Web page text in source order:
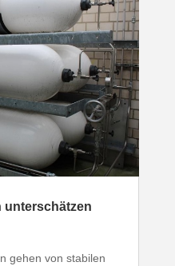
unter­schätzen
gehen von stabilen